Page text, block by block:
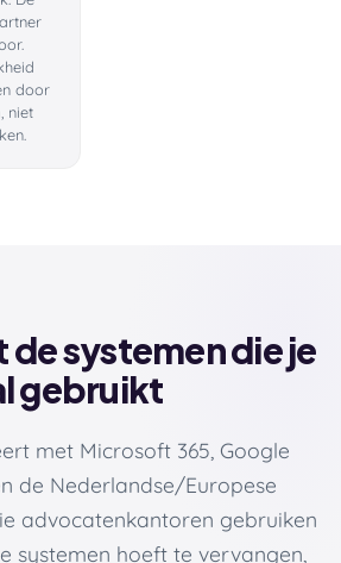
door
niet
systemen die je
gebruikt
met Microsoft 365, Google
de Nederlandse/Europese
advocatenkantoren gebruiken
systemen hoeft te vervangen,